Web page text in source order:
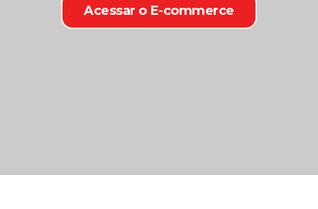
Acessar o E-commerce